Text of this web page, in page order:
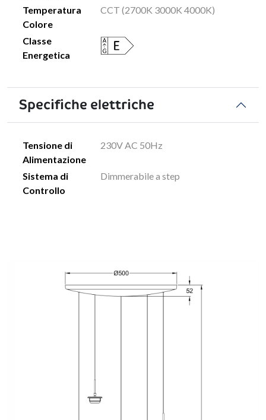
Temperatura
Colore
CCT (2700K 3000K 4000K)
Classe
Energetica
Specifiche elettriche
Tensione di
Alimentazione
230V AC 50Hz
Sistema di
Controllo
Dimmerabile a step